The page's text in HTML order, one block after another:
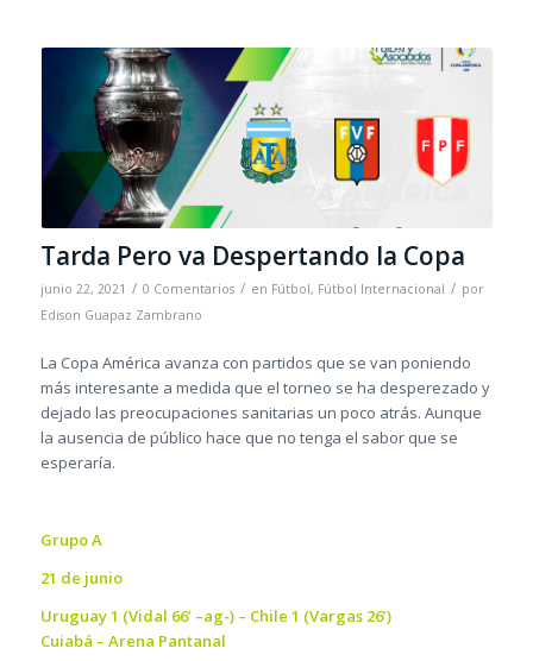
Tarda Pero va Despertando la Copa
junio 22, 2021 / 0 Comentarios / en Fútbol, Fútbol Internacional / por
Edison Guapaz Zambrano
La Copa América avanza con partidos que se van poniendo
más interesante a medida que el torneo se ha desperezado y
dejado las preocupaciones sanitarias un poco atrás. Aunque
la ausencia de público hace que no tenga el sabor que se
esperaría.
Grupo A
21 de junio
Uruguay 1 (Vidal 66’ –ag-) – Chile 1 (Vargas 26’)
Cuiabá – Arena Pantanal